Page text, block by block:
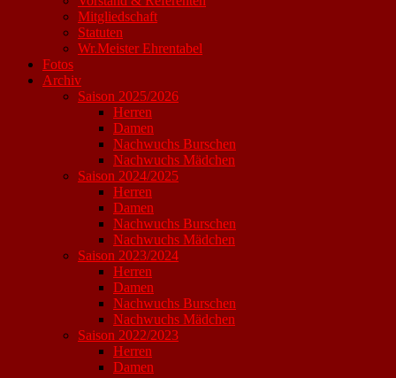
Mitgliedschaft
Statuten
Wr.Meister Ehrentabel
Fotos
Archiv
Saison 2025/2026
Herren
Damen
Nachwuchs Burschen
Nachwuchs Mädchen
Saison 2024/2025
Herren
Damen
Nachwuchs Burschen
Nachwuchs Mädchen
Saison 2023/2024
Herren
Damen
Nachwuchs Burschen
Nachwuchs Mädchen
Saison 2022/2023
Herren
Damen